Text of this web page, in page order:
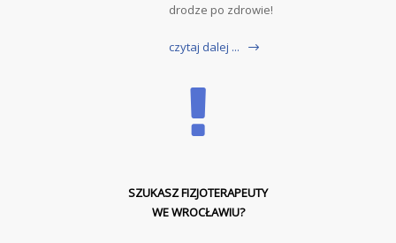
drodze po zdrowie!
czytaj dalej ...
SZUKASZ FIZJOTERAPEUTY
WE WROCŁAWIU?